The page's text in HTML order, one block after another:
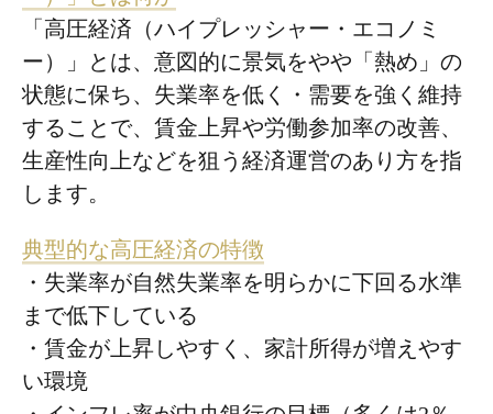
「高圧経済（ハイプレッシャー・エコノミ
ー）」とは、意図的に景気をやや「熱め」の
状態に保ち、失業率を低く・需要を強く維持
することで、賃金上昇や労働参加率の改善、
生産性向上などを狙う経済運営のあり方を指
します。
典型的な高圧経済の特徴
・失業率が自然失業率を明らかに下回る水準
まで低下している
・賃金が上昇しやすく、家計所得が増えやす
い環境